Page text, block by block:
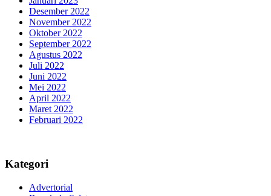
Desember 2022
November 2022
Oktober 2022
September 2022
Agustus 2022
Juli 2022
Juni 2022
Mei 2022
April 2022
Maret 2022
Februari 2022
Kategori
Advertorial